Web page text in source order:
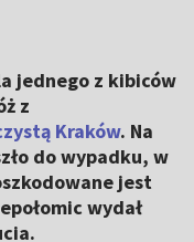
jednego z kibiców
z
Kraków. Na
do wypadku, w
jest
wydał